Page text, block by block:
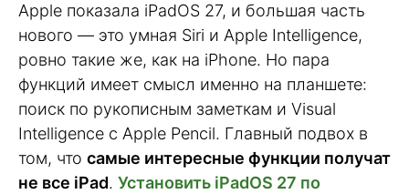
Apple показала iPadOS 27, и большая часть
нового — это умная Siri и Apple Intelligence,
ровно такие же, как на iPhone. Но пара
функций имеет смысл именно на планшете:
поиск по рукописным заметкам и Visual
Intelligence с Apple Pencil. Главный подвох в
том, что самые интересные функции получат
не все iPad. Установить iPadOS 27 по